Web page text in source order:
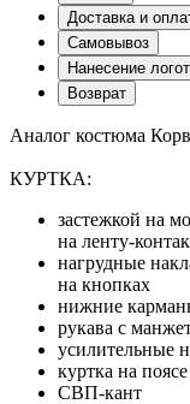
Доставка и
Самовывоз
Нанесение
Возврат
Аналог костюма
КУРТКА:
застежкой на
на ленту-
нагрудные
на кнопках
нижние
рукава с
усилительные
куртка на
СВП-кант